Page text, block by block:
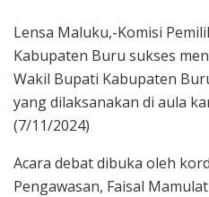
Lensa Maluku,-Komisi
Kabupaten Buru sukses
Wakil Bupati Kabupaten
yang dilaksanakan di aula
(7/11/2024)
Acara debat dibuka oleh
Pengawasan, Faisal